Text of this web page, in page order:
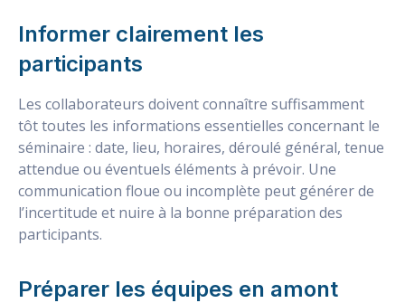
Informer clairement les
participants
Les collaborateurs doivent connaître suffisamment
tôt toutes les informations essentielles concernant le
séminaire : date, lieu, horaires, déroulé général, tenue
attendue ou éventuels éléments à prévoir. Une
communication floue ou incomplète peut générer de
l’incertitude et nuire à la bonne préparation des
participants.
Préparer les équipes en amont